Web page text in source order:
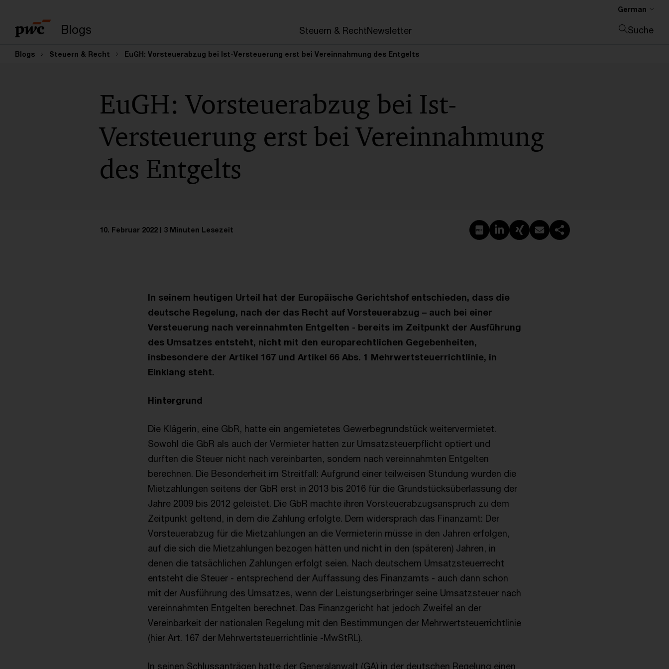
Blogs Steuern & RechtNewsletter
German
Suche
Blogs Steuern & Recht EuGH: Vorsteuerabzug bei Ist-Versteuerung erst bei Vereinnahmung des Entgelts
EuGH: Vorsteuerabzug bei Ist-
Versteuerung erst bei Vereinnahmung
des Entgelts
10. Februar 2022 3 Minuten Lesezeit PDF erstellen
Auf LinkedIn teilen
Auf Xing teilen
Per E-Mail teilen
Link kopieren
In seinem heutigen Urteil hat der Europäische Gerichtshof entschieden, dass die
deutsche Regelung, nach der das Recht auf Vorsteuerabzug – auch bei einer
Versteuerung nach vereinnahmten Entgelten - bereits im Zeitpunkt der Ausführung
des Umsatzes entsteht, nicht mit den europarechtlichen Gegebenheiten,
insbesondere der Artikel 167 und Artikel 66 Abs. 1 Mehrwertsteuerrichtlinie, in
Einklang steht.
Hintergrund
Die Klägerin, eine GbR, hatte ein angemietetes Gewerbegrundstück weitervermietet.
Sowohl die GbR als auch der Vermieter hatten zur Umsatzsteuerpflicht optiert und
durften die Steuer nicht nach vereinbarten, sondern nach vereinnahmten Entgelten
berechnen. Die Besonderheit im Streitfall: Aufgrund einer teilweisen Stundung wurden die
Mietzahlungen seitens der GbR erst in 2013 bis 2016 für die Grundstücksüberlassung der
Jahre 2009 bis 2012 geleistet. Die GbR machte ihren Vorsteuerabzugsanspruch zu dem
Zeitpunkt geltend, in dem die Zahlung erfolgte. Dem widersprach das Finanzamt: Der
Vorsteuerabzug für die Mietzahlungen an die Vermieterin müsse in den Jahren erfolgen,
auf die sich die Mietzahlungen bezogen hätten und nicht in den (späteren) Jahren, in
denen die tatsächlichen Zahlungen erfolgt seien. Nach deutschem Umsatzsteuerrecht
entsteht die Steuer - entsprechend der Auffassung des Finanzamts - auch dann schon
mit der Ausführung des Umsatzes, wenn der Leistungserbringer seine Umsatzsteuer nach
vereinnahmten Entgelten berechnet. Das Finanzgericht hat jedoch Zweifel an der
Vereinbarkeit der nationalen Regelung mit den Bestimmungen der Mehrwertsteuerrichtlinie
(hier Art. 167 der Mehrwertsteuerrichtlinie -MwStRL).
In seinen Schlussanträgen hatte der Generalanwalt (GA) in der deutschen Regelung einen